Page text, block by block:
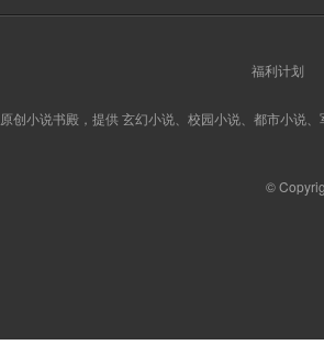
福利计划
原创小说书殿，提供 玄幻小说、校园小说、都市小说
©